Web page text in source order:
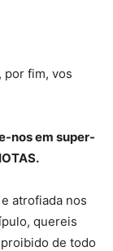
por fim, vos
nos em super-
atrofiada nos
quereis
de todo